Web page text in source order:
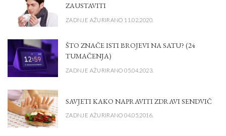
ZAUSTAVITI
ZADNJE AŽURIRANO 11.02.2020.
ŠTO ZNAČE ISTI BROJEVI NA SATU? (24
TUMAČENJA)
ZADNJE AŽURIRANO 05.04.2023.
SAVJETI KAKO NAPRAVITI ZDRAVI SENDVIČ
ZADNJE AŽURIRANO 04.05.2016.